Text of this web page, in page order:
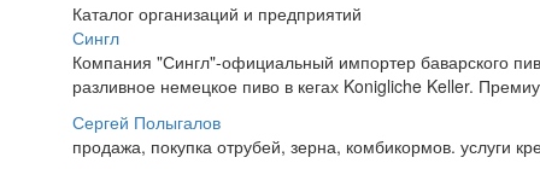
Каталог организаций и предприятий
Сингл
Компания "Сингл"-официальный импортер баварского
разливное немецкое пиво в кегах Konigliche Keller.
Сергей Полыгалов
продажа, покупка отрубей, зерна, комбикормов. услуги